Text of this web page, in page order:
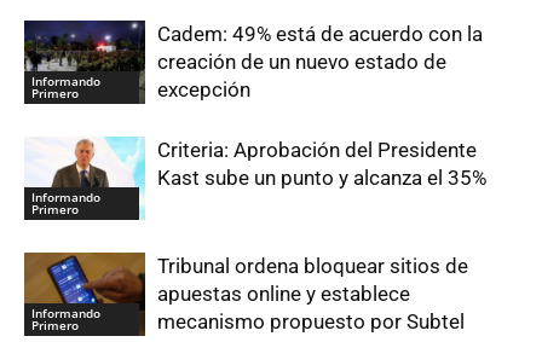
Informando
Primero
Cadem: 49% está de acuerdo con la
creación de un nuevo estado de
excepción
Informando
Primero
Criteria: Aprobación del Presidente
Kast sube un punto y alcanza el 35%
Informando
Primero
Tribunal ordena bloquear sitios de
apuestas online y establece
mecanismo propuesto por Subtel